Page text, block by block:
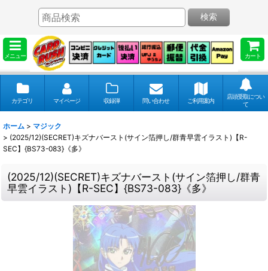
メニュー カート
検索
カテゴリ マイページ 収録弾 問い合わせ ご利用案内
店頭受取につい
て
ホーム > マジック
> (2025/12)(SECRET)キズナバースト(サイン箔押し/群青早雲イラスト)【R-
SEC】{BS73-083}《多》
(2025/12)(SECRET)キズナバースト(サイン箔押し/群青
早雲イラスト)【R-SEC】{BS73-083}《多》